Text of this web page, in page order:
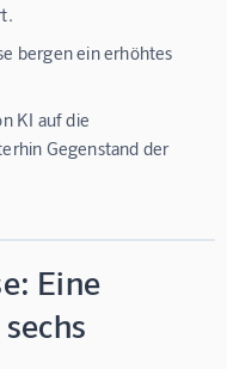
bergen ein erhöhtes
KI auf die
Gegenstand der
Eine